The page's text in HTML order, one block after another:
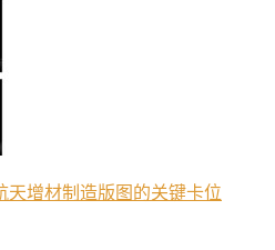
天增材制造版图的关键卡位